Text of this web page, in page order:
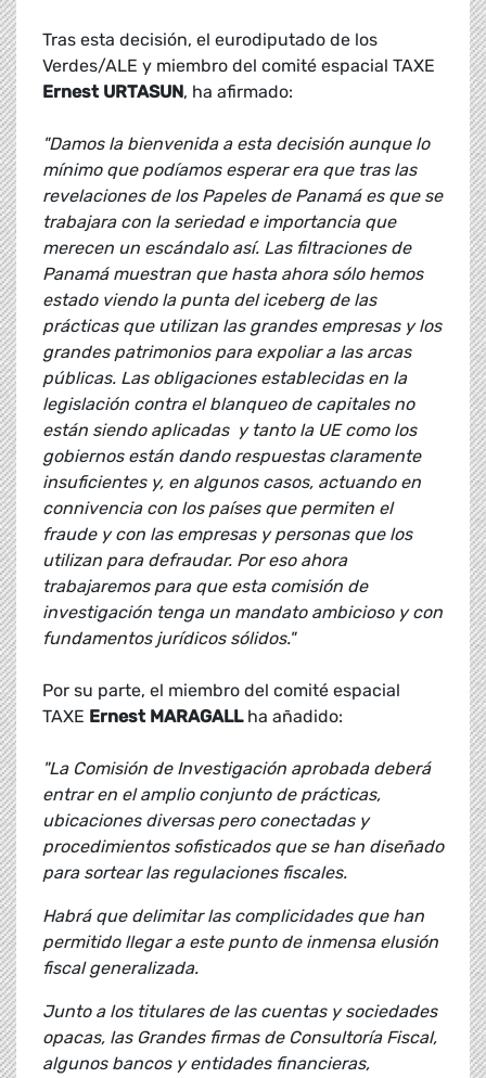
Tras esta decisión, el eurodiputado de los
Verdes/ALE y miembro del comité espacial TAXE
Ernest URTASUN, ha afirmado:
"Damos la bienvenida a esta decisión aunque lo
mínimo que podíamos esperar era que tras las
revelaciones de los Papeles de Panamá es que se
trabajara con la seriedad e importancia que
merecen un escándalo así. Las filtraciones de
Panamá muestran que hasta ahora sólo hemos
estado viendo la punta del iceberg de las
prácticas que utilizan las grandes empresas y los
grandes patrimonios para expoliar a las arcas
públicas. Las obligaciones establecidas en la
legislación contra el blanqueo de capitales no
están siendo aplicadas y tanto la UE como los
gobiernos están dando respuestas claramente
insuficientes y, en algunos casos, actuando en
connivencia con los países que permiten el
fraude y con las empresas y personas que los
utilizan para defraudar. Por eso ahora
trabajaremos para que esta comisión de
investigación tenga un mandato ambicioso y con
fundamentos jurídicos sólidos."
Por su parte, el miembro del comité espacial
TAXE Ernest MARAGALLha añadido:
"La Comisión de Investigación aprobada deberá
entrar en el amplio conjunto de prácticas,
ubicaciones diversas pero conectadas y
procedimientos sofisticados que se han diseñado
para sortear las regulaciones fiscales.
Habrá que delimitar las complicidades que han
permitido llegar a este punto de inmensa elusión
fiscal generalizada.
Junto a los titulares de las cuentas y sociedades
opacas, las Grandes firmas de Consultoría Fiscal,
algunos bancos y entidades financieras,